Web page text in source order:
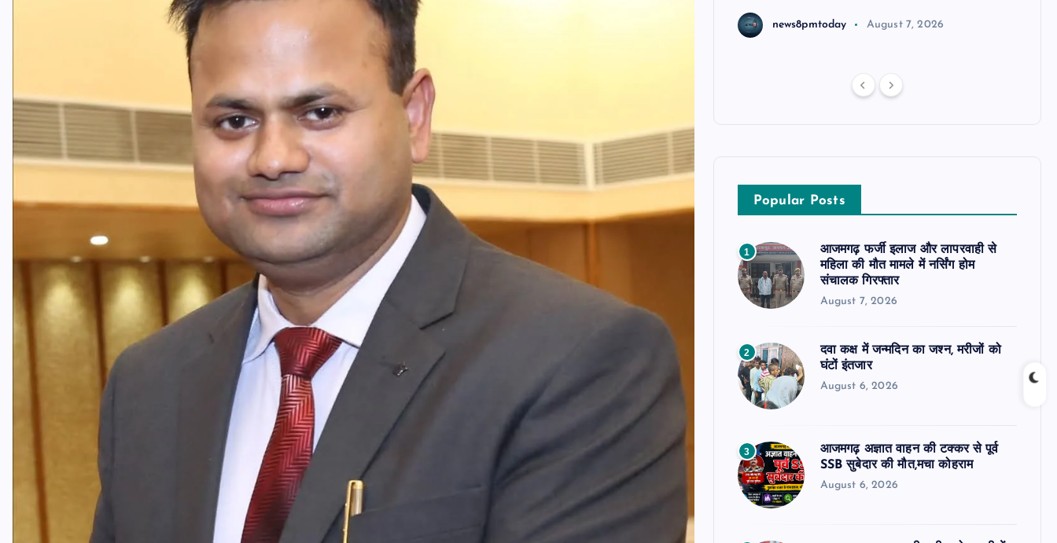
news8pmtoday August 7, 2026
Popular Posts
1
आजमगढ़ फर्जी इलाज और लापरवाही से
महिला की मौत मामले में नर्सिंग होम
संचालक गिरफ्तार
August 7, 2026
2
दवा कक्ष में जन्मदिन का जश्न, मरीजों को
घंटों इंतजार
August 6, 2026
3
आजमगढ़ अज्ञात वाहन की टक्कर से पूर्व
SSB सुबेदार की मौत,मचा कोहराम
August 6, 2026